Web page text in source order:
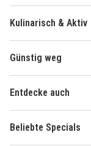
Kulinarisch & Aktiv
Günstig weg
Entdecke auch
Beliebte Specials